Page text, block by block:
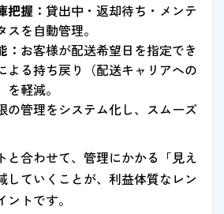
把握： 貸出中・返却待ち・メンテ
を自動管理。
： お客様が配送希望日を指定でき
よる持ち戻り（配送キャリアへの
軽減。
の管理をシステム化し、スムーズ
と合わせて、管理にかかる「見え
していくことが、利益体質なレン
トです。